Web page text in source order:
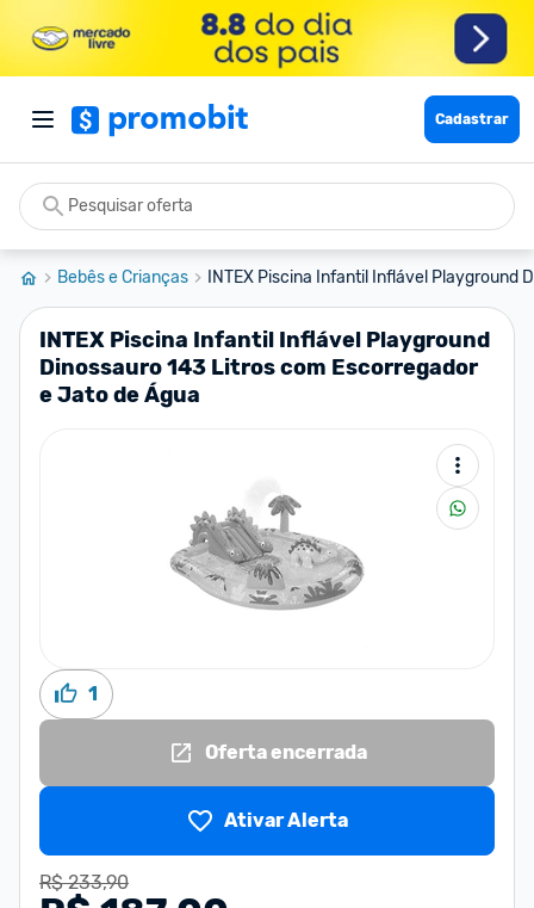
Cadastrar
Bebês e Crianças INTEX Piscina Infantil Inflável Playground
INTEX Piscina Infantil Inflável Playground
Dinossauro 143 Litros com Escorregador
e Jato de Água
1
Oferta encerrada
Ativar Alerta
R$ 233,90